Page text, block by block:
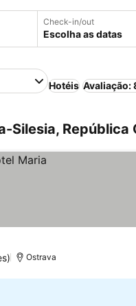
Check-in/out
Escolha as datas
Hotéis Avaliação:
Silesia, República
Ostrava